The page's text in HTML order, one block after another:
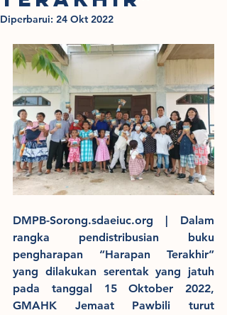
Diperbarui: 24 Okt 2022
DMPB-Sorong.sdaeiuc.org | Dalam
rangka pendistribusian buku
pengharapan “Harapan Terakhir”
yang dilakukan serentak yang jatuh
pada tanggal 15 Oktober 2022,
GMAHK Jemaat Pawbili turut